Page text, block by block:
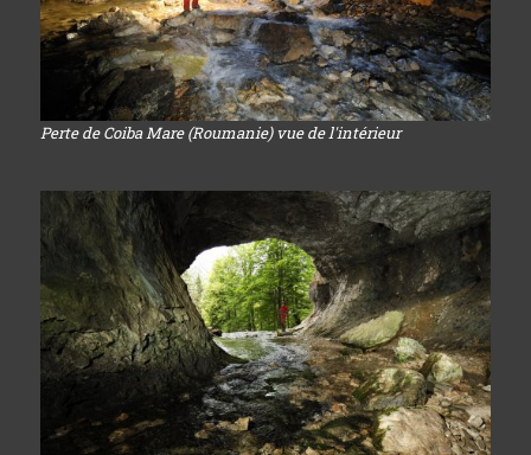
Perte de Coiba Mare (Roumanie) vue de l'intérieur